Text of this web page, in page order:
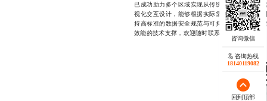
已成功助力多个区域实现从传统管理向智慧化
视化交互设计，能够根据实际需求定制开发适
持高标准的数据安全规范与可持续运维机制，
效能的技术支撑，欢迎随时联系，18140119082
咨询热线
18140119082
回到顶部